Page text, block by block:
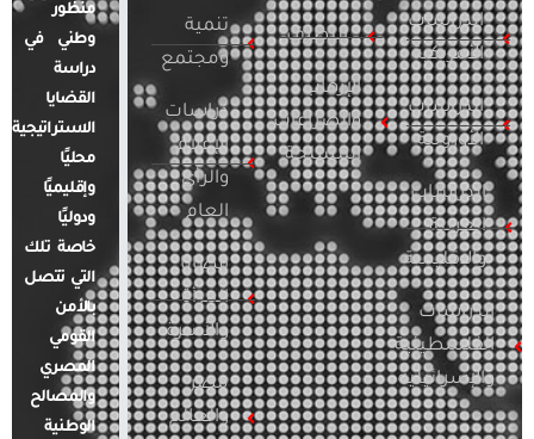
الدراسات
الأمريكية
الدراسات
الأوروبية
الدراسات
العربية
والإقليمية
الدراسات
الفلسطينية
والإسرائيلية
التطرف
الإرهاب
والصراعات
المسلحة
تنمية
ومجتمع
دراسات
الإعلام
والرأي
العام
قضايا
المرأة
والأسرة
مصر
والعالم
منظور
وطني في
دراسة
القضايا
الاستراتيجية
محليًا
وإقليميًا
ودوليًا
خاصة تلك
التي تتصل
بالأمن
القومي
المصري
والمصالح
الوطنية